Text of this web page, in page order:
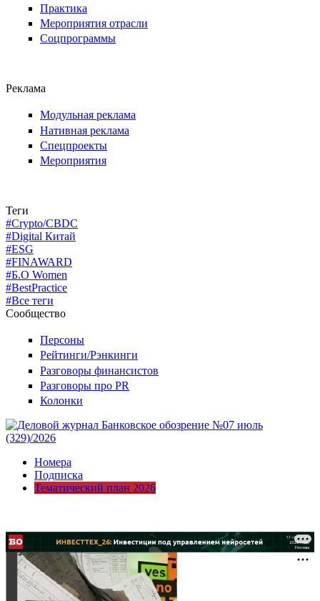
Практика
Мероприятия отрасли
Соцпрограммы
Реклама
Модульная реклама
Нативная реклама
Спецпроекты
Мероприятия
Теги
#Crypto/CBDC
#Digital Китай
#ESG
#FINAWARD
#Б.О Women
#BestPractice
#Все теги
Сообщество
Персоны
Рейтинги/Рэнкинги
Разговоры финансистов
Разговоры про PR
Колонки
Номера
Подписка
Тематический план 2026